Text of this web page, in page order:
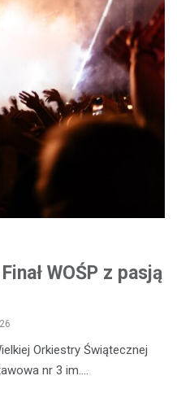
WOŚP z pasją
Orkiestry Świątecznej
nr 3 im.…